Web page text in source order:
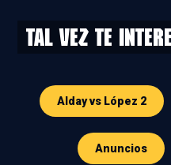
Tal vez te
Alday vs López 2
Anuncios